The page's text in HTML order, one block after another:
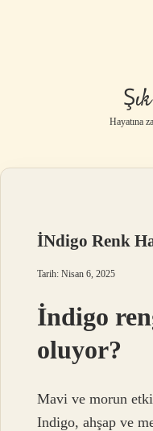
Hayatına
İNdigo Renk
Tarih: Nisan 6, 2025
İndigo
oluyor?
Mavi ve morun
Indigo, ahşap ve